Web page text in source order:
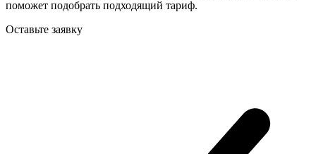
поможет подобрать подходящий тариф.
Оставьте заявку